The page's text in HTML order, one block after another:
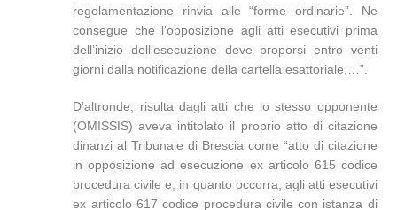
regolamentazione rinvia alle “forme ordinarie”. Ne
consegue che l’opposizione agli atti esecutivi prima
dell’inizio dell’esecuzione deve proporsi entro venti
giorni dalla notificazione della cartella esattoriale,…”.
D’altronde, risulta dagli atti che lo stesso opponente
(OMISSIS) aveva intitolato il proprio atto di citazione
dinanzi al Tribunale di Brescia come “atto di citazione
in opposizione ad esecuzione ex articolo 615 codice
procedura civile e, in quanto occorra, agli atti esecutivi
ex articolo 617 codice procedura civile con istanza di